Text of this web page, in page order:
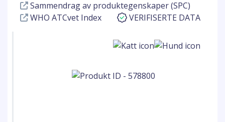
Sammendrag av produktegenskaper (SPC)
WHO ATCvet Index
VERIFISERTE DATA